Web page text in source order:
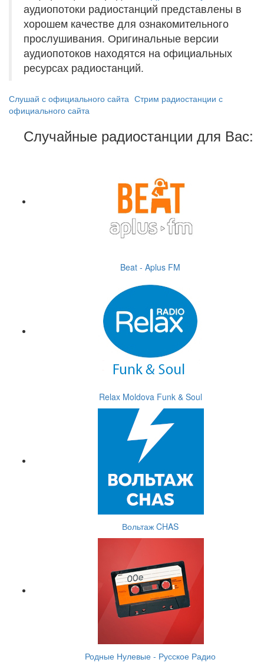
аудиопотоки радиостанций представлены в
хорошем качестве для ознакомительного
прослушивания. Оригинальные версии
аудиопотоков находятся на официальных
ресурсах радиостанций.
Слушай с официального сайта Стрим радиостанции с
официального сайта
Случайные радиостанции для Вас:
Beat - Aplus FM
Relax Moldova Funk & Soul
Вольтаж CHAS
Родные Нулевые - Русское Радио